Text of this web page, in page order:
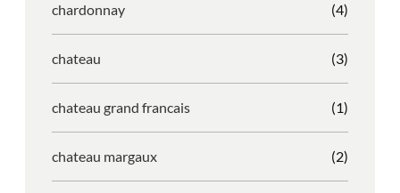
chardonnay (4)
chateau (3)
chateau grand francais (1)
chateau margaux (2)